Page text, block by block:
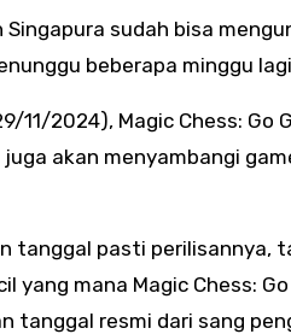
sudah bisa
beberapa minggu
11/2024), Magic Chess: Go
akan menyambangi
tanggal pasti perilisannya,
mana Magic Chess:
tanggal resmi dari sang